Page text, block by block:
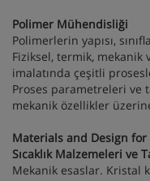
Polimer Mühendisliği
Polimerlerin yapısı,
Fiziksel, termik,
imalatında çeşitli
Proses parametreleri ve
mekanik özellikler
Materials and Design for
Sıcaklık Malzemeleri ve
Mekanik esaslar. Kristal